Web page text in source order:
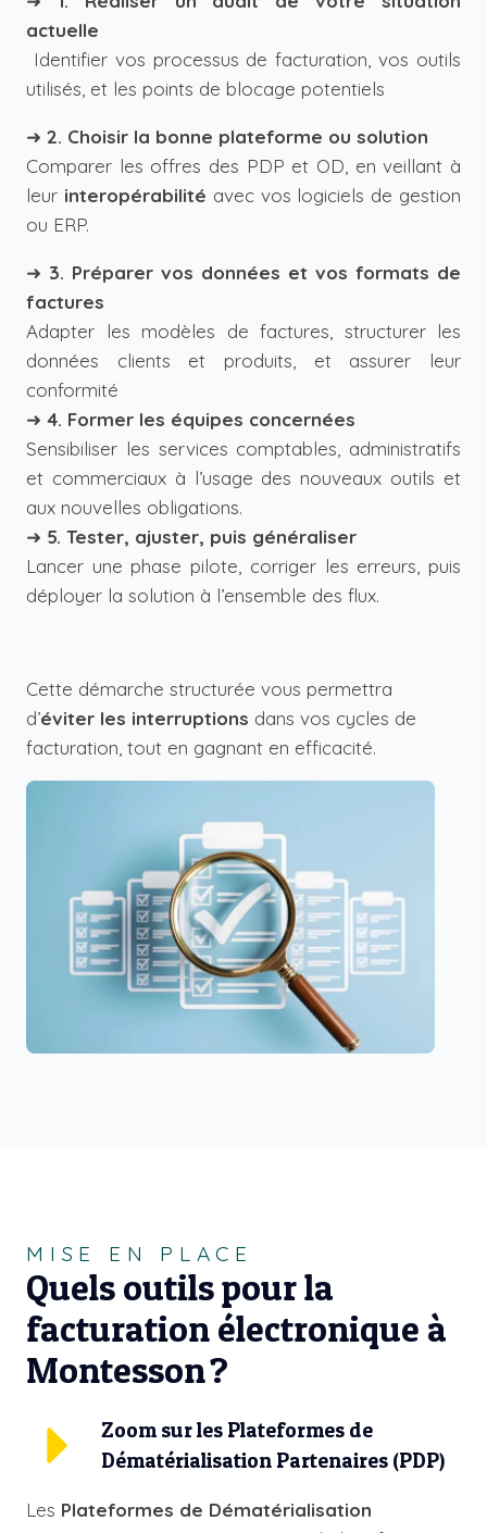
actuelle
Identifier vos processus de facturation, vos outils
utilisés, et les points de blocage potentiels
➜ 2. Choisir la bonne plateforme ou solution
Comparer les offres des PDP et OD, en veillant à
leur interopérabilité avec vos logiciels de gestion
ou ERP.
➜ 3. Préparer vos données et vos formats de
factures
Adapter les modèles de factures, structurer les
données clients et produits, et assurer leur
conformité
➜ 4. Former les équipes concernées
Sensibiliser les services comptables, administratifs
et commerciaux à l’usage des nouveaux outils et
aux nouvelles obligations.
➜ 5. Tester, ajuster, puis généraliser
Lancer une phase pilote, corriger les erreurs, puis
déployer la solution à l’ensemble des flux.
Cette démarche structurée vous permettra
d’éviter les interruptions dans vos cycles de
facturation, tout en gagnant en efficacité.
MISE EN PLACE
Quels outils pour la
facturation électronique à
Montesson ?
Zoom sur les Plateformes de
Dématérialisation Partenaires (PDP)
Les Plateformes de Dématérialisation